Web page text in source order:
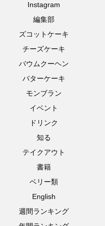
Instagram
編集部
ズコットケーキ
チーズケーキ
バウムクーヘン
バターケーキ
モンブラン
イベント
ドリンク
知る
テイクアウト
書籍
ベリー類
English
週間ランキング